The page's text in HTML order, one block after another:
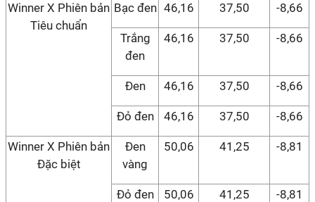
Winner X Phiên bản
Tiêu chuẩn
Bạc đen 46,16 37,50 -8,66
Trắng
đen
46,16 37,50 -8,66
Đen 46,16 37,50 -8,66
Đỏ đen 46,16 37,50 -8,66
Winner X Phiên bản
Đặc biệt
Đen
vàng
50,06 41,25 -8,81
Đỏ đen
50,06 41,25 -8,81